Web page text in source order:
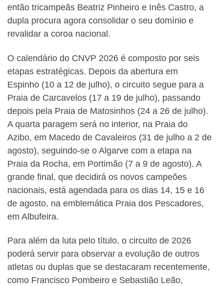
então tricampeãs Beatriz Pinheiro e Inês Castro, a
dupla procura agora consolidar o seu domínio e
revalidar a coroa nacional.
O calendário do CNVP 2026 é composto por seis
etapas estratégicas. Depois da abertura em
Espinho (10 a 12 de julho), o circuito segue para a
Praia de Carcavelos (17 a 19 de julho), passando
depois pela Praia de Matosinhos (24 a 26 de julho).
A quarta paragem será no interior, na Praia do
Azibo, em Macedo de Cavaleiros (31 de julho a 2 de
agosto), seguindo-se o Algarve com a etapa na
Praia da Rocha, em Portimão (7 a 9 de agosto). A
grande final, que decidirá os novos campeões
nacionais, está agendada para os dias 14, 15 e 16
de agosto, na emblemática Praia dos Pescadores,
em Albufeira.
Para além da luta pelo título, o circuito de 2026
poderá servir para observar a evolução de outros
atletas ou duplas que se destacaram recentemente,
como Francisco Pombeiro e Sebastião Leão,